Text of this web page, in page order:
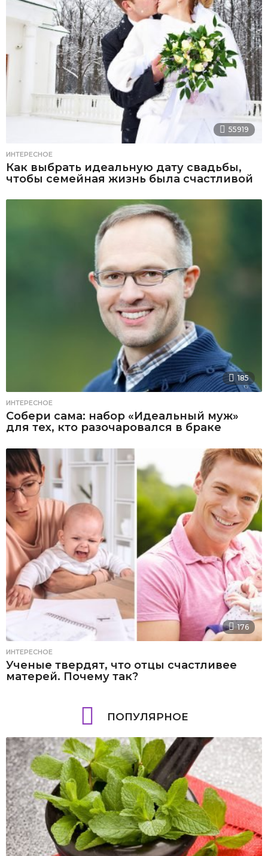
55919
ИНТЕРЕСНОЕ
Как выбрать идеальную дату свадьбы,
чтобы семейная жизнь была счастливой
185
ИНТЕРЕСНОЕ
Собери сама: набор «Идеальный муж»
для тех, кто разочаровался в браке
176
ИНТЕРЕСНОЕ
Ученые твердят, что отцы счастливее
матерей. Почему так?
ПОПУЛЯРНОЕ